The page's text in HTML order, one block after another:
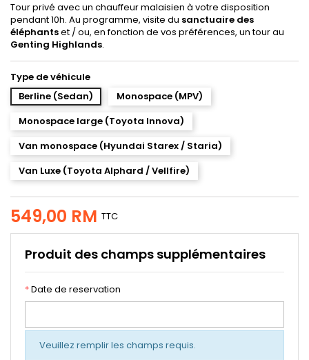
Tour privé avec un chauffeur malaisien à votre disposition
pendant 10h. Au programme, visite du sanctuaire des
éléphantset / ou, en fonction de vos préférences, un tour au
Genting Highlands.
Type de véhicule
Berline (Sedan)
Monospace (MPV)
Monospace large (Toyota Innova)
Van monospace (Hyundai Starex / Staria)
Van Luxe (Toyota Alphard / Vellfire)
549,00 RM TTC
Produit des champs supplémentaires
*Date de reservation
Veuillez remplir les champs requis.